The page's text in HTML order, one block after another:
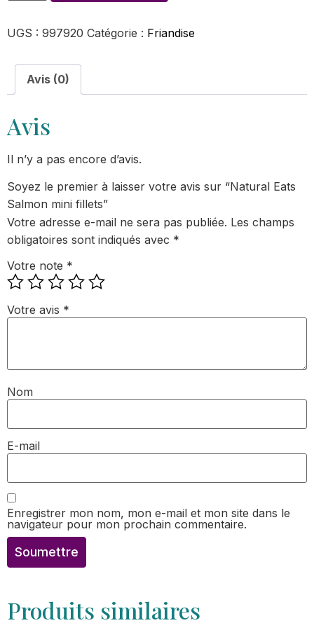
UGS : 997920 Catégorie : Friandise
Avis (0)
Avis
Il n’y a pas encore d’avis.
Soyez le premier à laisser votre avis sur “Natural Eats
Salmon mini fillets”
Votre adresse e-mail ne sera pas publiée. Les champs
obligatoires sont indiqués avec *
Votre note *
Votre avis *
Nom
E-mail
Enregistrer mon nom, mon e-mail et mon site dans le
navigateur pour mon prochain commentaire.
Produits similaires